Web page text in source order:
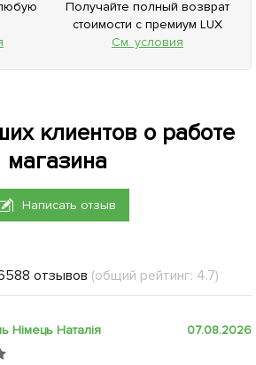
Получайте полный возврат
стоимости с премиум LUX
См. условия
клиентов о работе
магазина
Написать отзыв
отзывов (общий рейтинг: 4.7)
Німець Наталія 07.08.2026